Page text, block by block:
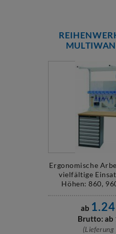
Ergonomische
vielfältige
Höhen: 860,
ab
Brutto: ab